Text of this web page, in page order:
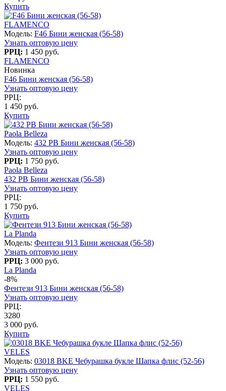
Купить
FLAMENCO
Модель: F46 Бини женская (56-58)
Узнать оптовую цену
РРЦ: 1 450 руб.
FLAMENCO
Новинка
F46 Бини женская (56-58)
Узнать оптовую цену
РРЦ:
1 450 руб.
Купить
Paola Belleza
Модель: 432 PB Бини женская (56-58)
Узнать оптовую цену
РРЦ: 1 750 руб.
Paola Belleza
432 PB Бини женская (56-58)
Узнать оптовую цену
РРЦ:
1 750 руб.
Купить
La Planda
Модель: Фентези 913 Бини женская (56-58)
Узнать оптовую цену
РРЦ: 3 000 руб.
La Planda
-8%
Фентези 913 Бини женская (56-58)
Узнать оптовую цену
РРЦ:
3280
3 000 руб.
Купить
VELES
Модель: 03018 BKE Чебурашка букле Шапка флис (52-56)
Узнать оптовую цену
РРЦ: 1 550 руб.
VELES